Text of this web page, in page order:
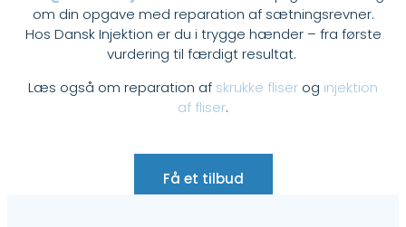
om din opgave med reparation af sætningsrevner.
Hos Dansk Injektion er du i trygge hænder – fra første
vurdering til færdigt resultat.
Læs også om reparation af skrukke fliser og injektion
af fliser.
Få et tilbud